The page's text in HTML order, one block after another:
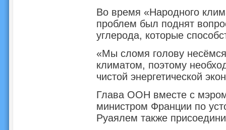
Во время «Народного
проблем был поднят
углерода, которые
«Мы сломя голову
климатом, поэтому
чистой энергетической
Глава ООН вместе с
министром Франции по
Руаялем также